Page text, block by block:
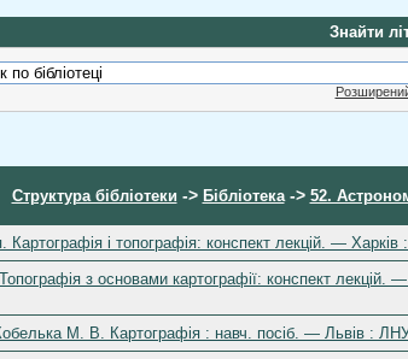
Знайти
Структура бібліотеки -> Бібліотека-> 52.
і топографія: конспект лекцій. —
з основами картографії: конспект
М. В. Картографія : навч. посіб. — Львів :